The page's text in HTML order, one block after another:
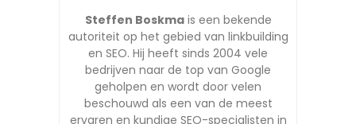
Steffen Boskmais een bekende
autoriteit op het gebied van linkbuilding
en SEO. Hij heeft sinds 2004 vele
bedrijven naar de top van Google
geholpen en wordt door velen
beschouwd als een van de meest
ervaren en kundige SEO-specialisten in